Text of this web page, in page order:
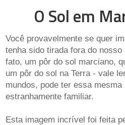
O Sol em
Você provavelmente se quer
tenha sido tirada fora do
fato, um pôr do sol marciano,
um pôr do sol na Terra - vale
mundos, pode ter essa mesma
estranhamente familiar.
Esta imagem incrível foi feita